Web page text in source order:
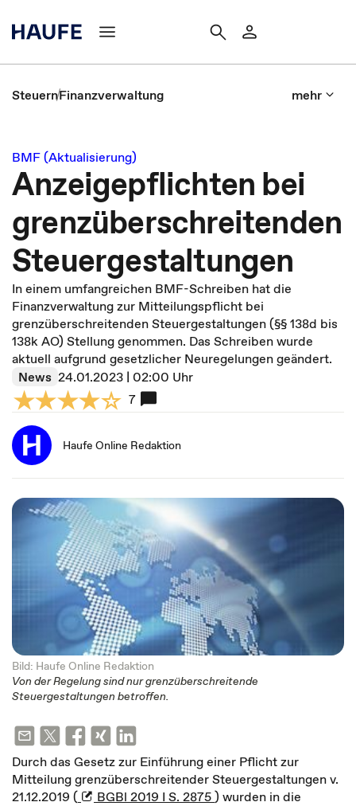
SteuernFinanzverwaltung mehr
BMF (Aktualisierung)
Anzeigepflichten bei
grenzüberschreitenden
Steuergestaltungen
In einem umfangreichen BMF-Schreiben hat die
Finanzverwaltung zur Mitteilungspflicht bei
grenzüberschreitenden Steuergestaltungen (§§ 138d bis
138k AO) Stellung genommen. Das Schreiben wurde
aktuell aufgrund gesetzlicher Neuregelungen geändert.
News 24.01.2023 | 02:00 Uhr
7
Haufe Online Redaktion
Bild: Haufe Online Redaktion
Von der Regelung sind nur grenzüberschreitende
Steuergestaltungen betroffen.
Durch das Gesetz zur Einführung einer Pflicht zur
Mitteilung grenzüberschreitender Steuergestaltungen v.
21.12.2019 (
BGBl 2019 I S. 2875) wurden in die